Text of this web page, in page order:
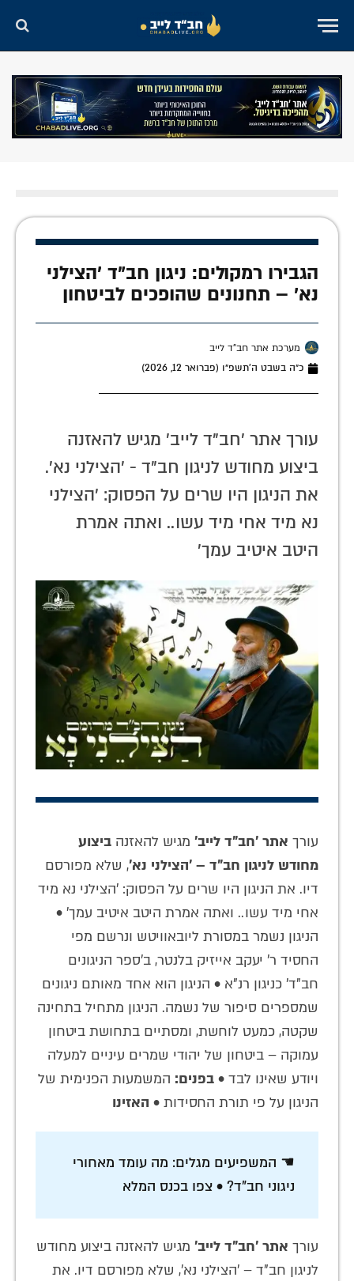
הגבירו רמקולים: ניגון חב"ד 'הצילני
נא' – תחנונים שהופכים לביטחון
מערכת אתר חב"ד לייב
כ״ה בשבט ה׳תשפ״ו (פברואר 12, 2026)
עורך אתר 'חב"ד לייב' מגיש להאזנה
ביצוע מחודש לניגון חב"ד - 'הצילני נא'.
את הניגון היו שרים על הפסוק: 'הצילני
נא מיד אחי מיד עשו.. ואתה אמרת
היטב איטיב עמך'
עורך אתר 'חב"ד לייב' מגיש להאזנה ביצוע
מחודש לניגון חב"ד – 'הצילני נא', שלא מפורסם
דיו. את הניגון היו שרים על הפסוק: 'הצילני נא מיד
אחי מיד עשו.. ואתה אמרת היטב איטיב עמך' •
הניגון נשמר במסורת ליובאוויטש ונרשם מפי
החסיד ר' יעקב אייזיק בלנטר, ב'ספר הניגונים
חב"ד' כניגון רנ"א • הניגון הוא אחד מאותם ניגונים
שמספרים סיפור של נשמה. הניגון מתחיל בתחינה
שקטה, כמעט לוחשת, ומסתיים בתחושת ביטחון
עמוקה – ביטחון של יהודי שמרים עיניים למעלה
ויודע שאינו לבד • בפנים: המשמעות הפנימית של
הניגון על פי תורת החסידות • האזינו
☚ המשפיעים מגלים: מה עומד מאחורי
ניגוני חב"ד? • צפו בכנס המלא
עורך אתר 'חב"ד לייב' מגיש להאזנה ביצוע מחודש
לניגון חב"ד – 'הצילני נא', שלא מפורסם דיו. את